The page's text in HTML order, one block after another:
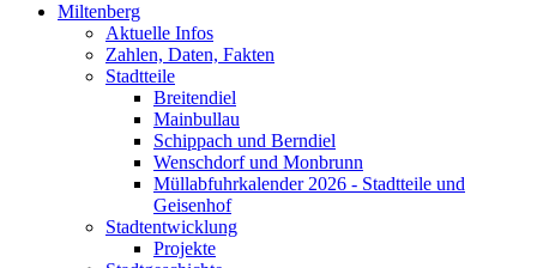
Miltenberg
Aktuelle Infos
Zahlen, Daten, Fakten
Stadtteile
Breitendiel
Mainbullau
Schippach und Berndiel
Wenschdorf und Monbrunn
Müllabfuhrkalender 2026 - Stadtteile und
Geisenhof
Stadtentwicklung
Projekte